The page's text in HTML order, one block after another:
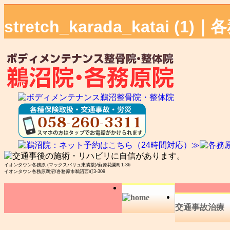
stretch_karada_katai (1)｜各
イオンタウン各務原 (マックスバリュ東隣接)/蘇原花園町1-36
イオンタウン各務原鵜沼/各務原市鵜沼西町3-309
交通事故治療